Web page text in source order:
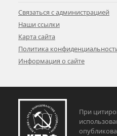
Связаться с администрацией
Наши ссылки
Карта сайта
Политика
Информация о сайте
При